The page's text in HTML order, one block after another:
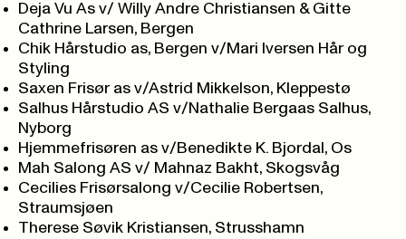
Deja Vu As v/ Willy Andre Christiansen & Gitte
Cathrine Larsen, Bergen
Chik Hårstudio as, Bergen v/Mari Iversen Hår og
Styling
Saxen Frisør as v/Astrid Mikkelson, Kleppestø
Salhus Hårstudio AS v/Nathalie Bergaas Salhus,
Nyborg
Hjemmefrisøren as v/Benedikte K. Bjordal, Os
Mah Salong AS v/ Mahnaz Bakht, Skogsvåg
Cecilies Frisørsalong v/Cecilie Robertsen,
Straumsjøen
Therese Søvik Kristiansen, Strusshamn